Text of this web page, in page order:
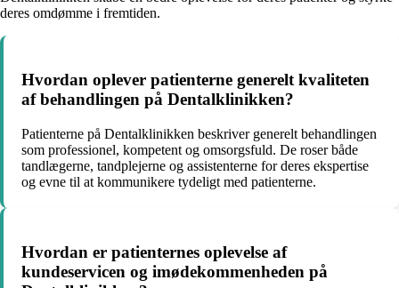
deres omdømme i fremtiden.
Hvordan oplever patienterne generelt kvaliteten
af behandlingen på Dentalklinikken?
Patienterne på Dentalklinikken beskriver generelt behandlingen
som professionel, kompetent og omsorgsfuld. De roser både
tandlægerne, tandplejerne og assistenterne for deres ekspertise
og evne til at kommunikere tydeligt med patienterne.
Hvordan er patienternes oplevelse af
kundeservicen og imødekommenheden på